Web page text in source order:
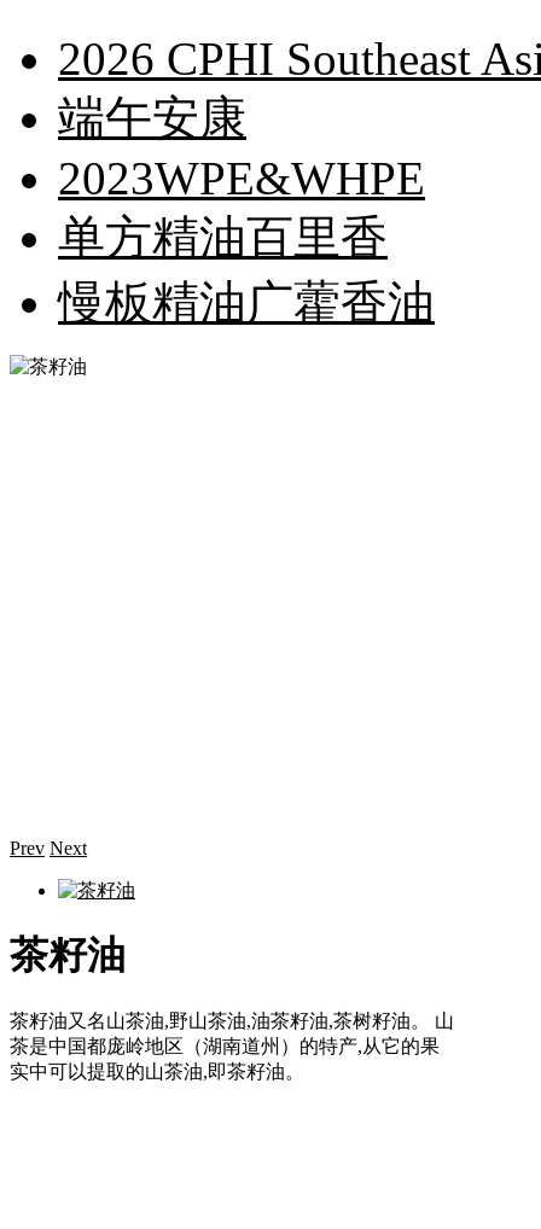
2026 CPHI Southeast
端午安康
2023WPE&WHPE
单方精油百里香
慢板精油广藿香油
Prev Next
茶籽油
茶籽油又名山茶油,野山茶油,油茶籽油,茶树籽油。 山
茶是中国都庞岭地区（湖南道州）的特产,从它的果
实中可以提取的山茶油,即茶籽油。